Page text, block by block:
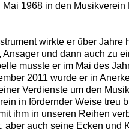
Mai 1968 in den
wirkte er über
Ansager und dann auch zu
musste er im Mai des
2011 wurde er in
Verdienste um den
in fördernder Weise treu
ihm in unseren Reihen
aber auch seine Ecken und